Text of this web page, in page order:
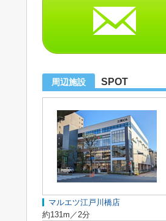
周辺施設 SPOT
マルエツ江戸川橋店
約131m／2分